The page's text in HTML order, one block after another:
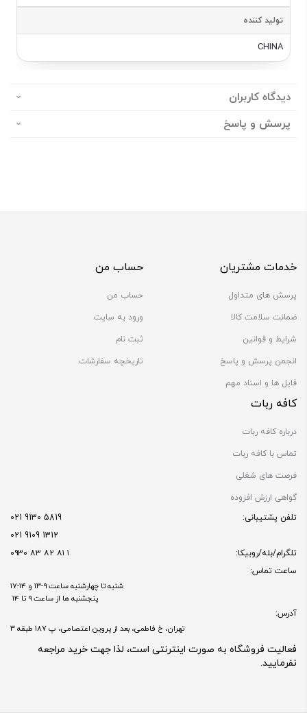
تولید کننده
CHINA
دیدگاه کاربران
پرسش و پاسخ
خدمات مشتریان
پرسش های متداول
ضمانت سلامت کالا
شرایط و قوانین
انجمن پرسش و پاسخ
فایل ها و اسناد مهم
حساب من
حساب من
ورود به سایت
ثبت نام
تاریخچه سفارشات
کافه ربات
درباره کافه ربات
تماس با کافه ربات
فرصت های شغلی
گواهی ارزش افزوده
تلفن پشتیبانی:
5819 9130 021
1312 9109 021
تلگرام/بله/روبیکا:
۱ ۸۱ ۸۲ ۸۳ ۰۹۳۰
ساعت تماس:
شنبه تا چهارشنبه ساعت ۹-۱۳ و ۱۴-۱۷
پنجشنبه ها از ساعت ۹ تا ۱۴
آدرس:
تهران، خ فاطمی، بعد از پروین اعتصامی، پ 187 طبقه 3
فعالیت فروشگاه به صورت اینترنتی است، لذا جهت خرید مراجعه
نفرمایید.